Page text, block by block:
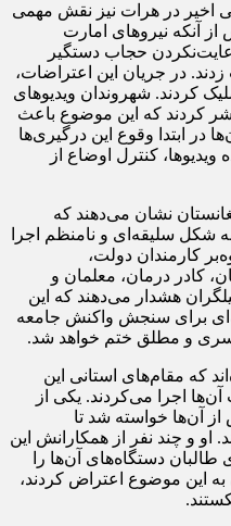
اخیر در هرات نیز نقش مهمی
آنکه نیروهای امارت
حجاب دستگیر
در جریان این اعتراضات،
کردند. شهروندان ویدیوهای
کردند که این موضوع باعث
در ابتدا وقوع این درگیری‌ها
ویدیوها، کنترل اوضاع از
نشان می‌دهند که
شکل سلیقه‌ای و نامنظم اجرا
کارمندان دولت،
کادر درمان، معلمان و
هشدار می‌دهند که این
برای سنجش واکنش جامعه
و مطلق ختم خواهد شد.
که مقام‌های استانی این
اجرا می‌کردند. یکی از
از آن‌ها خواسته شد تا
او و چند نفر از همکارانش این
دستگاه‌های آن‌ها را
به این موضوع اعتراض کردند،